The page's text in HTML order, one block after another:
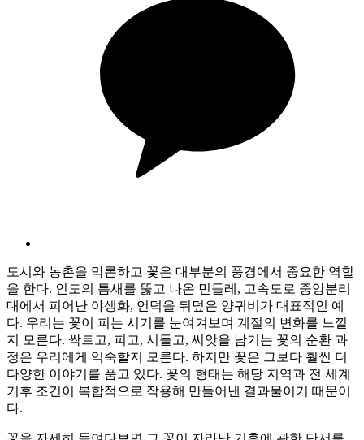
도시와 농촌을 막론하고 꽃은 대부분의 풍경에서 중요한 역할
을 한다. 인도의 틈새를 뚫고 나온 민들레, 고속도로 중앙분리
대에서 피어난 야생화, 언덕을 뒤덮은 양귀비가 대표적인 예
다. 우리는 꽃이 피는 시기를 눈여겨보며 계절의 변화를 느낄
지 모른다. 싹트고, 피고, 시들고, 씨앗을 남기는 꽃의 순환 과
정은 우리에게 익숙할지 모른다. 하지만 꽃은 그보다 훨씬 더
다양한 이야기를 품고 있다. 꽃의 형태는 해당 지역과 전 세계
기후 조건이 복합적으로 작용해 만들어낸 결과물이기 때문이
다.